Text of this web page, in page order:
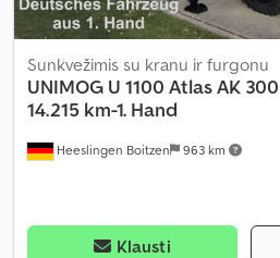
Heeslingen Boitzen 963 km
Sunkvežimis su kranu ir furgonu
UNIMOG U 1100 Atlas AK
14.215 km-1. Hand
Klausti